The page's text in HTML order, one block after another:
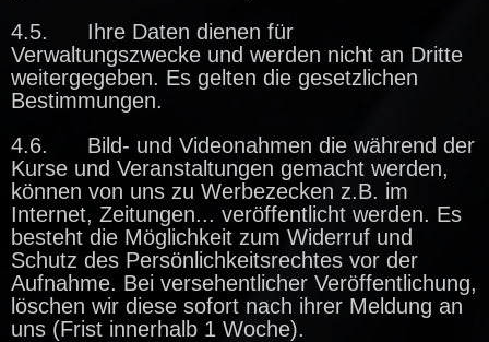
4.5. Ihre Daten dienen für
Verwaltungszwecke und werden nicht an Dritte
weitergegeben. Es gelten die gesetzlichen
Bestimmungen.
4.6. Bild- und Videonahmen die während der
Kurse und Veranstaltungen gemacht werden,
können von uns zu Werbezecken z.B. im
Internet, Zeitungen... veröffentlicht werden. Es
besteht die Möglichkeit zum Widerruf und
Schutz des Persönlichkeitsrechtes vor der
Aufnahme. Bei versehentlicher Veröffentlichung,
löschen wir diese sofort nach ihrer Meldung an
uns (Frist innerhalb 1 Woche).